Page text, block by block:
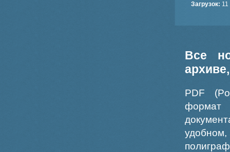
Загрузок: 11
Все
PDF
формат